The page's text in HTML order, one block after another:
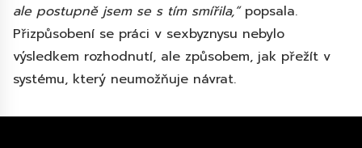
ale postupně jsem se s tím smířila,“ popsala.
Přizpůsobení se práci v sexbyznysu nebylo
výsledkem rozhodnutí, ale způsobem, jak přežít v
systému, který neumožňuje návrat.